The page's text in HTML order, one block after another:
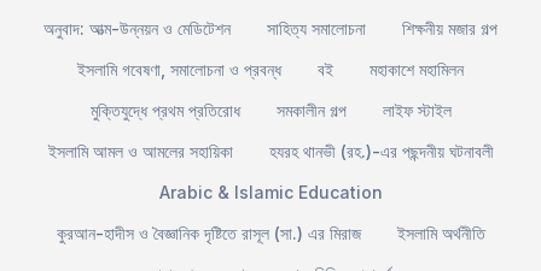
অনুবাদ: আত্ম-উন্নয়ন ও মেডিটেশন
সাহিত্য সমালোচনা
শিক্ষনীয় মজার গল্প
ইসলামি গবেষণা, সমালোচনা ও প্রবন্ধ
বই
মহাকাশে মহামিলন
মুক্তিযুদ্ধে প্রথম প্রতিরোধ
সমকালীন গল্প
লাইফ স্টাইল
ইসলামি আমল ও আমলের সহায়িকা
হযরহ থানভী (রহ.)-এর পছন্দনীয় ঘটনাবলী
Arabic & Islamic Education
কুরআন-হাদীস ও বৈজ্ঞানিক দৃষ্টিতে রাসূল (সা.) এর মিরাজ
ইসলামি অর্থনীতি